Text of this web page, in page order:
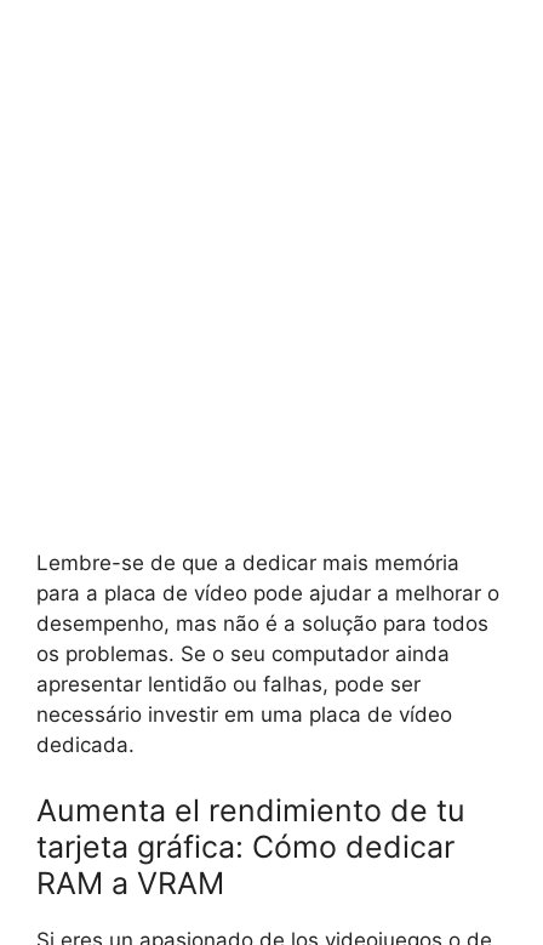
Lembre-se de que a dedicar mais memória
para a placa de vídeo pode ajudar a melhorar o
desempenho, mas não é a solução para todos
os problemas. Se o seu computador ainda
apresentar lentidão ou falhas, pode ser
necessário investir em uma placa de vídeo
dedicada.
Aumenta el rendimiento de tu
tarjeta gráfica: Cómo dedicar
RAM a VRAM
Si eres un apasionado de los videojuegos o de